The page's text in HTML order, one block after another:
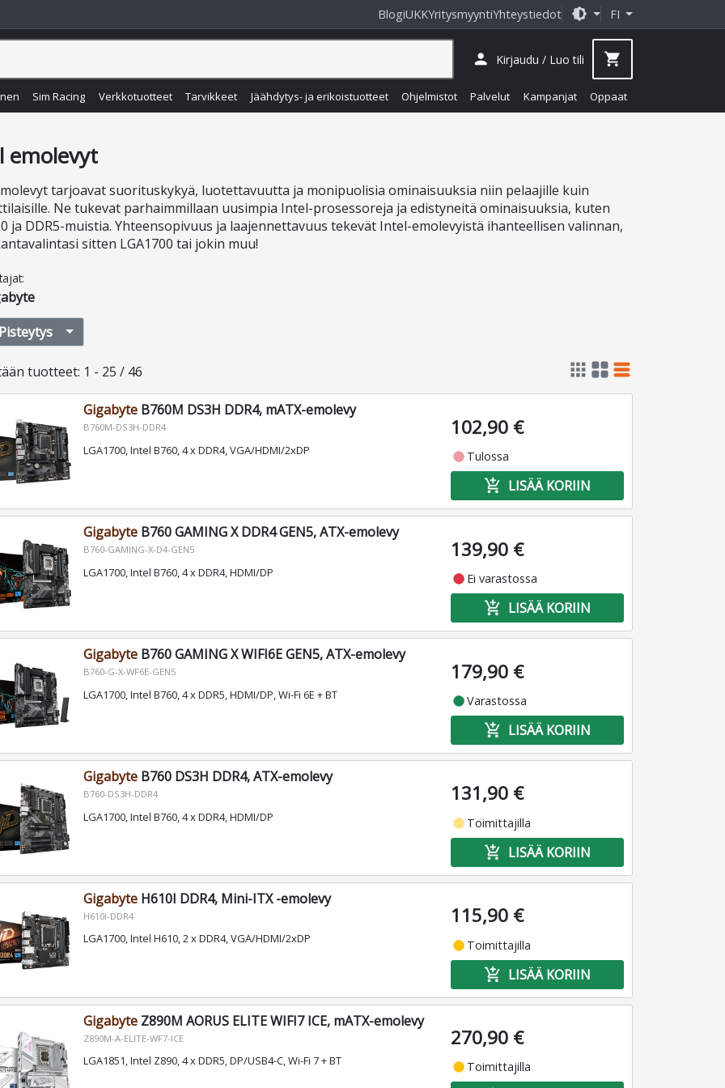
BlogiUKKYritysmyyntiYhteystiedot brightness_medium FI
Sim Racing Verkkotuotteet Tarvikkeet Jäähdytys- ja erikoistuotteet Ohjelmistot Palvelut Kampanjat Oppaat
person Kirjaudu / Luo tili shopping_cart
emolevyt
tarjoavat suorituskykyä, luotettavuutta ja monipuolisia ominaisuuksia niin pelaajille kuin
Ne tukevat parhaimmillaan uusimpia Intel-prosessoreja ja edistyneitä ominaisuuksia, kuten
ja DDR5-muistia. Yhteensopivuus ja laajennettavuus tekevät Intel-emolevyistä ihanteellisen valinnan,
sitten LGA1700 tai jokin muu!
:
Pisteytys
tuotteet: 1 - 25 / 46 apps grid_view table_rows
GigabyteB760M DS3H DDR4, mATX-emolevy
B760M-DS3H-DDR4
LGA1700, Intel B760, 4 x DDR4, VGA/HDMI/2xDP
102,90 €
fiber_manual_record Tulossa
add_shopping_cart LISÄÄ KORIIN
GigabyteB760 GAMING X DDR4 GEN5, ATX-emolevy
B760-GAMING-X-D4-GEN5
LGA1700, Intel B760, 4 x DDR4, HDMI/DP
139,90 €
fiber_manual_record Ei varastossa
add_shopping_cart LISÄÄ KORIIN
GigabyteB760 GAMING X WIFI6E GEN5, ATX-emolevy
B760-G-X-WF6E-GEN5
LGA1700, Intel B760, 4 x DDR5, HDMI/DP, Wi-Fi 6E + BT
179,90 €
fiber_manual_recordVarastossa
add_shopping_cart LISÄÄ KORIIN
GigabyteB760 DS3H DDR4, ATX-emolevy
B760-DS3H-DDR4
LGA1700, Intel B760, 4 x DDR4, HDMI/DP
131,90 €
fiber_manual_record Toimittajilla
add_shopping_cart LISÄÄ KORIIN
GigabyteH610I DDR4, Mini-ITX -emolevy
H610I-DDR4
LGA1700, Intel H610, 2 x DDR4, VGA/HDMI/2xDP
115,90 €
fiber_manual_record Toimittajilla
add_shopping_cart LISÄÄ KORIIN
GigabyteZ890M AORUS ELITE WIFI7 ICE, mATX-emolevy
Z890M-A-ELITE-WF7-ICE
LGA1851, Intel Z890, 4 x DDR5, DP/USB4-C, Wi-Fi 7 + BT
270,90 €
fiber_manual_record Toimittajilla